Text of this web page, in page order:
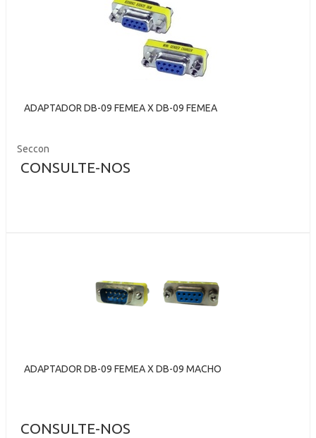
ADAPTADOR DB-09 FEMEA X DB-09 FEMEA
Seccon
CONSULTE-NOS
ADAPTADOR DB-09 FEMEA X DB-09 MACHO
CONSULTE-NOS